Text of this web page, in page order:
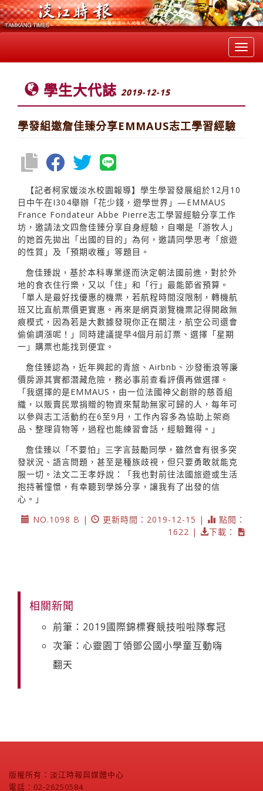
學生大代誌 2019-12-15
學發組邀詹佳臻分享EMMAUS志工學習經驗
【記者柯家媛淡水校園報導】學生學習發展組於12月10
日中午在I304舉辦「花少錢，遊學世界」—EMMAUS
France Fondateur Abbe Pierre志工學習經驗分享工作
坊，邀請法文四詹佳臻分享自身經驗，自嘲是「游牧人」
的她首先拋出「出國的目的」為何，邀請同學思考「旅遊
的性質」及「預期收穫」等題目。
詹佳臻說，基於本科專業遂而決定朝法國前進，對於外
地的食衣住行樂，又以「住」和「行」最能節省預算。
「單人是最好找優惠的機票，若航程時間沒限制，轉機航
班又比直航票價更實惠。再來是網頁瀏覽機票記得開啟無
痕模式，因為若是大數據發現你正在關注，航空公司還會
偷偷調漲呢！」同時建議提早4個月前訂票、選擇「星期
一」購票也能找到便宜。
詹佳臻認為，近年興起的青旅、Airbnb、沙發衝浪等廉
價房源其實都潛藏危險，務必事前查看評價再做選擇。
「我選擇的是EMMAUS，由一位法國神父創辦的慈善組
織，以販賣民眾捐贈的物資來幫助無家可歸的人，每年可
以參與志工活動約在6至9月，工作內容多為協助上架商
品、整理貨物等，過程也能練習會話，經驗難得。」
詹佳臻以「不要怕」三字言鼓勵同學，雖然會有很多突
發狀況、語言問題，甚至是種族歧視，但只要勇敢就能克
服一切。法文二王孝妤說：「我也對前往法國旅遊或生活
抱持著憧憬，有幸聽到學姊分享，讓我有了出發的信
心。」
NO.1098 B |
更新時間：2019-12-15 |
點閱：
1622 |
下載：
相關新聞
前筆：2019國際錦標賽競技啦啦隊奪冠
次筆：心靈園丁領鄧公國小學童互動嗨
翻天
版權所有：淡江時報與媒體中心
電話：02-26250584